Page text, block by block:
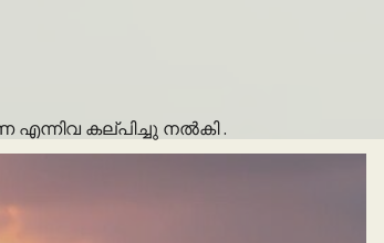
കല്പിച്ചു നൽകി .